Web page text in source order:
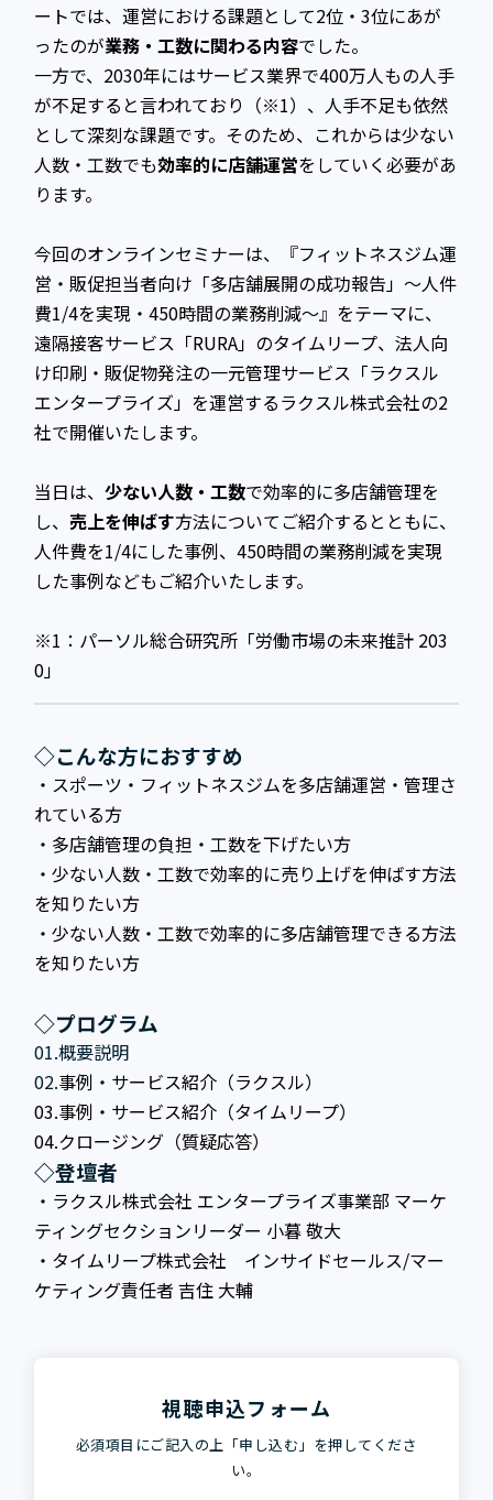
ートでは、運営における課題として2位・3位にあが
ったのが業務・工数に関わる内容でした。
一方で、2030年にはサービス業界で400万人もの人手
が不足すると言われており（※1）、人手不足も依然
として深刻な課題です。そのため、これからは少ない
人数・工数でも効率的に店舗運営をしていく必要があ
ります。
今回のオンラインセミナーは、『フィットネスジム運
営・販促担当者向け「多店舗展開の成功報告」〜人件
費1/4を実現・450時間の業務削減〜』をテーマに、
遠隔接客サービス「RURA」のタイムリープ、法人向
け印刷・販促物発注の一元管理サービス「ラクスル
エンタープライズ」を運営するラクスル株式会社の2
社で開催いたします。
当日は、少ない人数・工数で効率的に多店舗管理を
し、 売上を伸ばす方法についてご紹介するとともに、
人件費を1/4にした事例、450時間の業務削減を実現
した事例などもご紹介いたします。
※1：パーソル総合研究所「労働市場の未来推計 203
0」
◇こんな方におすすめ
・スポーツ・フィットネスジムを多店舗運営・管理さ
れている方
・多店舗管理の負担・工数を下げたい方
・少ない人数・工数で効率的に売り上げを伸ばす方法
を知りたい方
・少ない人数・工数で効率的に多店舗管理できる方法
を知りたい方
◇プログラム
01.概要説明
02.事例・サービス紹介（ラクスル）
03.事例・サービス紹介（タイムリープ）
04.クロージング（質疑応答）
◇登壇者
・ラクスル株式会社 エンタープライズ事業部 マーケ
ティングセクションリーダー 小暮 敬大
・タイムリープ株式会社 インサイドセールス/マー
ケティング責任者 吉住 大輔
視聴申込フォーム
必須項目にご記入の上「申し込む」を押してくださ
い。